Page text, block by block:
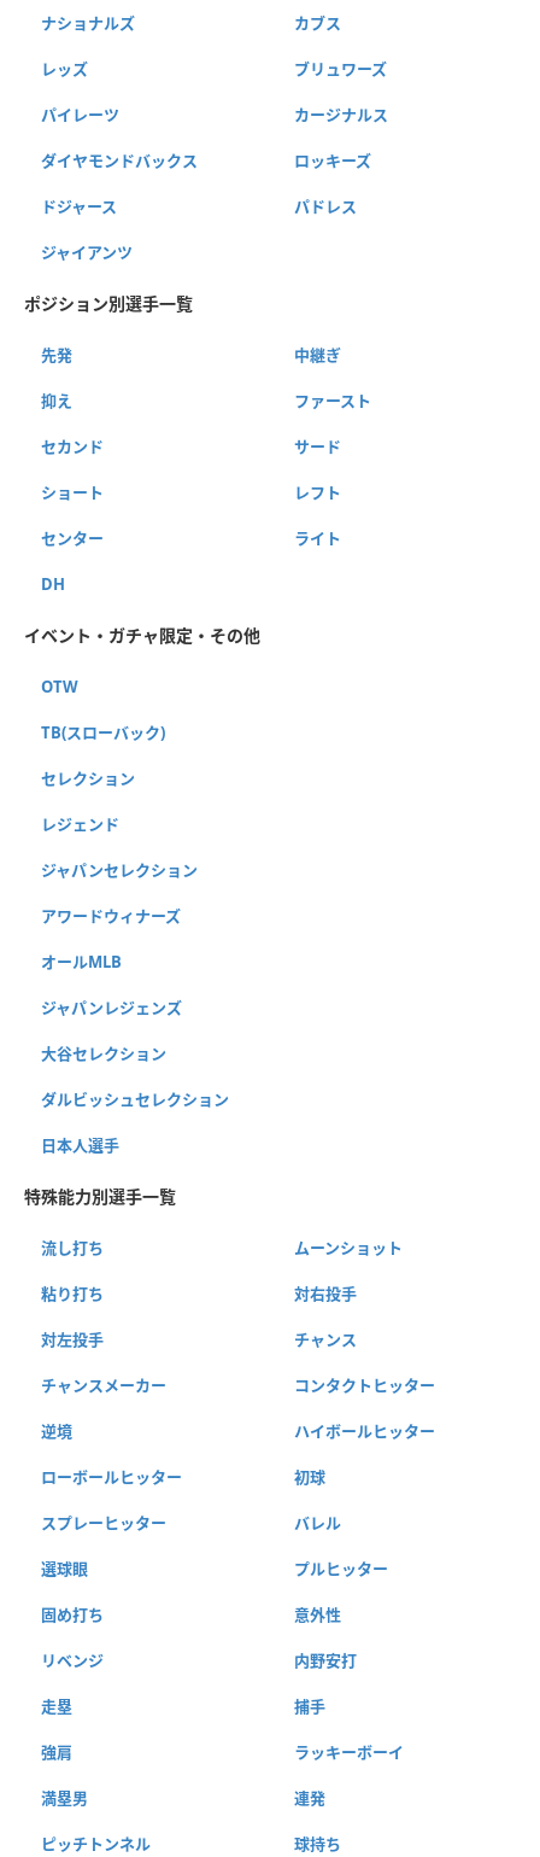
ナショナルズ カブス
レッズ ブリュワーズ
パイレーツ カージナルス
ダイヤモンドバックス ロッキーズ
ドジャース パドレス
ジャイアンツ
ポジション別選手一覧
先発 中継ぎ
抑え ファースト
セカンド サード
ショート レフト
センター ライト
DH
イベント・ガチャ限定・その他
OTW
TB(スローバック)
セレクション
レジェンド
ジャパンセレクション
アワードウィナーズ
オールMLB
ジャパンレジェンズ
大谷セレクション
ダルビッシュセレクション
日本人選手
特殊能力別選手一覧
流し打ち ムーンショット
粘り打ち 対右投手
対左投手 チャンス
チャンスメーカー コンタクトヒッター
逆境 ハイボールヒッター
ローボールヒッター 初球
スプレーヒッター バレル
選球眼 プルヒッター
固め打ち 意外性
リベンジ 内野安打
走塁 捕手
強肩 ラッキーボーイ
満塁男 連発
ピッチトンネル 球持ち